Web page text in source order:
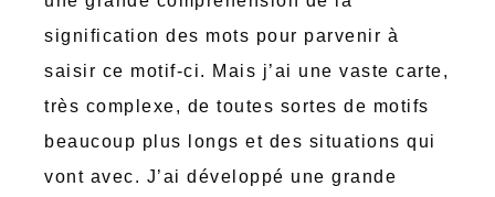
signification des mots pour parvenir à
saisir ce motif-ci. Mais j’ai une vaste carte,
très complexe, de toutes sortes de motifs
beaucoup plus longs et des situations qui
vont avec. J’ai développé une grande